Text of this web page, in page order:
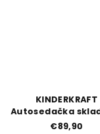
KINDERKRAFT
Autosedačka
Unity 2 I-Size
€89,90